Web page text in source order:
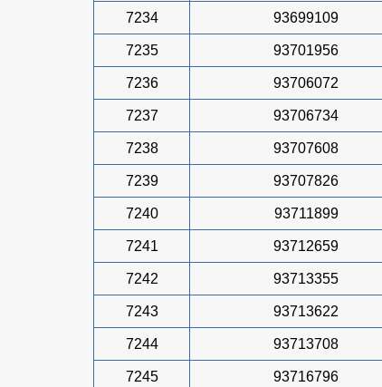
7234 93699109
7235 93701956
7236 93706072
7237 93706734
7238 93707608
7239 93707826
7240 93711899
7241 93712659
7242 93713355
7243 93713622
7244 93713708
7245 93716796